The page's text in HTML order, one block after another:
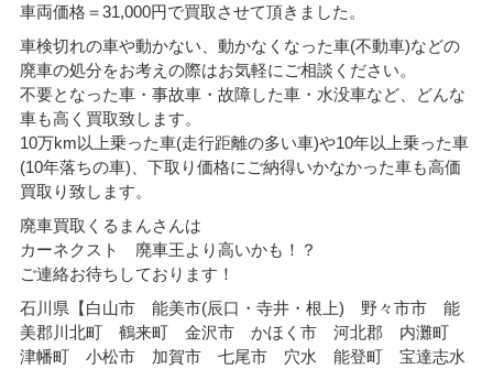
車両価格＝31,000円で買取させて頂きました。
車検切れの車や動かない、動かなくなった車(不動車)などの
廃車の処分をお考えの際はお気軽にご相談ください。
不要となった車・事故車・故障した車・水没車など、どんな
車も高く買取致します。
10万km以上乗った車(走行距離の多い車)や10年以上乗った車
(10年落ちの車)、下取り価格にご納得いかなかった車も高価
買取り致します。
廃車買取くるまんさんは
カーネクスト 廃車王より高いかも！？
ご連絡お待ちしております！
石川県【白山市 能美市(辰口・寺井・根上) 野々市市 能
美郡川北町 鶴来町 金沢市 かほく市 河北郡 内灘町
津幡町 小松市 加賀市 七尾市 穴水 能登町 宝達志水